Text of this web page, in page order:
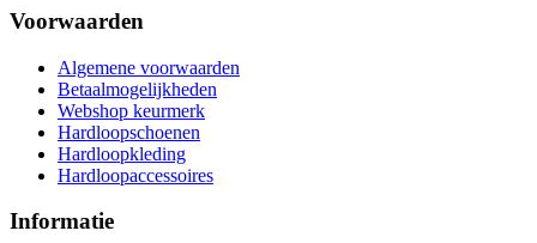
Voorwaarden
Algemene voorwaarden
Betaalmogelijkheden
Webshop keurmerk
Hardloopschoenen
Hardloopkleding
Hardloopaccessoires
Informatie